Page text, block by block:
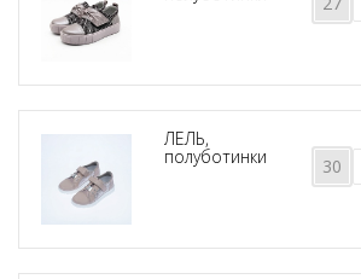
ЛЕЛЬ,
полуботинки 30